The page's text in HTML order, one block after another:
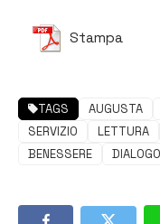
Stampa
TAGS AUGUSTA
SERVIZIO
LETTURA
BENESSERE